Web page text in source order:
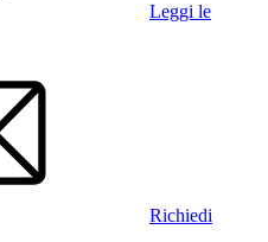
Leggi le
Richiedi